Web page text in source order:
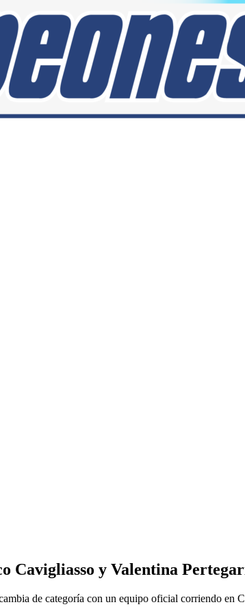
Cavigliasso y Valentina
de categoría con un equipo oficial corriendo en